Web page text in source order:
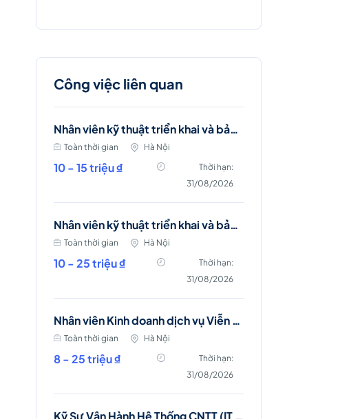
Công việc liên quan
Nhân viên kỹ thuật triển khai và bảo trì mạng viễn thông (Ba Đình, Hà Nội)
Toàn thời gian Hà Nội
10 - 15 triệu ₫
Thời hạn:
31/08/2026
Nhân viên kỹ thuật triển khai và bảo trì mạng viễn thông (Hai Bà Trưng)
Toàn thời gian Hà Nội
10 - 25 triệu ₫
Thời hạn:
31/08/2026
Nhân viên Kinh doanh dịch vụ Viễn thông (Ba Đình, Tây Hồ- Hà Nội )
Toàn thời gian Hà Nội
8 - 25 triệu ₫
Thời hạn:
31/08/2026
Kỹ Sư Vận Hành Hệ Thống CNTT (IT Server & Database Engineer)